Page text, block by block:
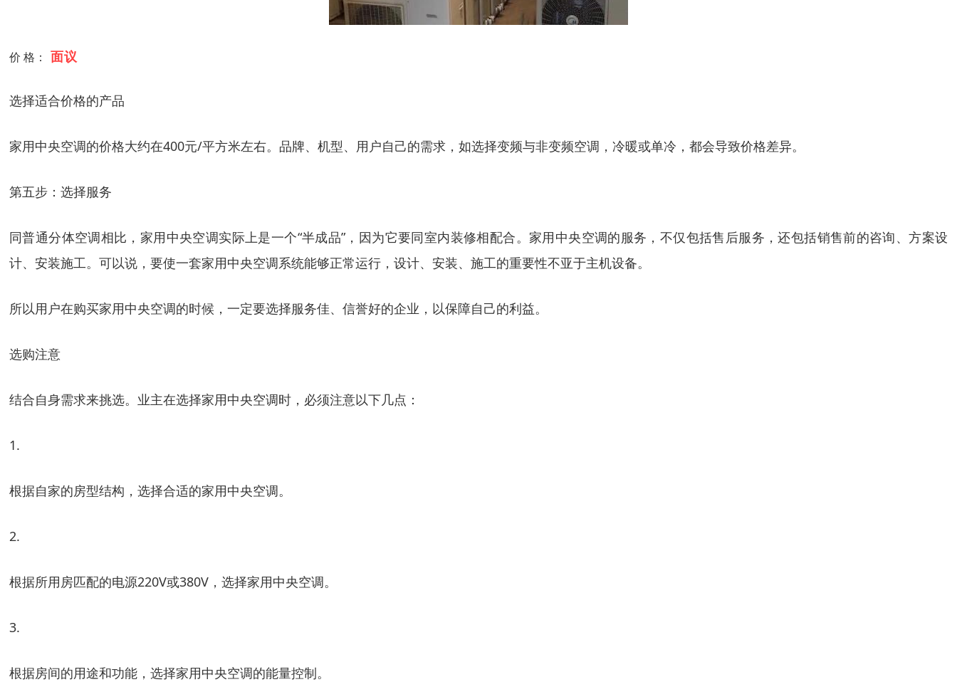
价 格： 面议
选择适合价格的产品
家用中央空调的价格大约在400元/平方米左右。品牌、机型、用户自己的需求，如选择变频与非变频空调，冷暖或单冷，都会导致价格差异。
第五步：选择服务
同普通分体空调相比，家用中央空调实际上是一个“半成品”，因为它要同室内装修相配合。家用中央空调的服务，不仅包括售后服务，还包括销售前的咨询、方案设
计、安装施工。可以说，要使一套家用中央空调系统能够正常运行，设计、安装、施工的重要性不亚于主机设备。
所以用户在购买家用中央空调的时候，一定要选择服务佳、信誉好的企业，以保障自己的利益。
选购注意
结合自身需求来挑选。业主在选择家用中央空调时，必须注意以下几点：
1.
根据自家的房型结构，选择合适的家用中央空调。
2.
根据所用房匹配的电源220V或380V，选择家用中央空调。
3.
根据房间的用途和功能，选择家用中央空调的能量控制。